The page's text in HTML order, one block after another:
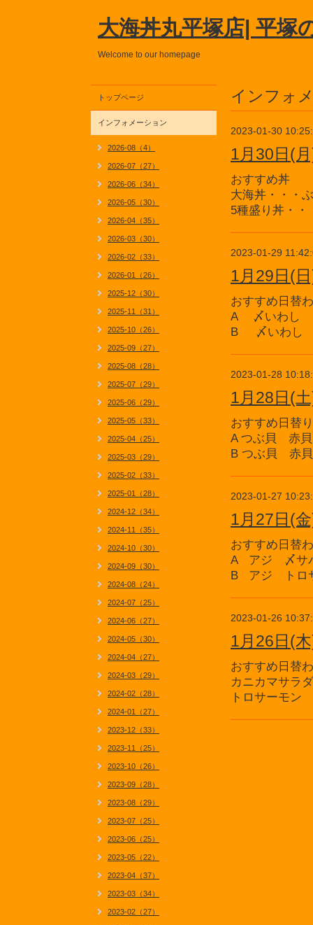
大海丼丸平塚店| 平塚
Welcome to our homepage
インフォ
2023-01-30
1月30日(
おすすめ丼
大海丼・・
5種盛り丼・
2023-01-29
1月29日(
おすすめ日替
A 〆いわし
B 〆いわし
2023-01-28
1月28日(
おすすめ日替
A つぶ貝 赤
B つぶ貝 赤
2023-01-27
1月27日(
おすすめ日替
A アジ 〆サ
B アジ トロ
2023-01-26
1月26日(
おすすめ日替
カニカマサ
トロサーモン
トップページ
インフォメーション
2026-08（4）
2026-07（27）
2026-06（34）
2026-05（30）
2026-04（35）
2026-03（30）
2026-02（33）
2026-01（26）
2025-12（30）
2025-11（31）
2025-10（26）
2025-09（27）
2025-08（28）
2025-07（29）
2025-06（29）
2025-05（33）
2025-04（25）
2025-03（29）
2025-02（33）
2025-01（28）
2024-12（34）
2024-11（35）
2024-10（30）
2024-09（30）
2024-08（24）
2024-07（25）
2024-06（27）
2024-05（30）
2024-04（27）
2024-03（29）
2024-02（28）
2024-01（27）
2023-12（33）
2023-11（25）
2023-10（26）
2023-09（28）
2023-08（29）
2023-07（25）
2023-06（25）
2023-05（22）
2023-04（37）
2023-03（34）
2023-02（27）